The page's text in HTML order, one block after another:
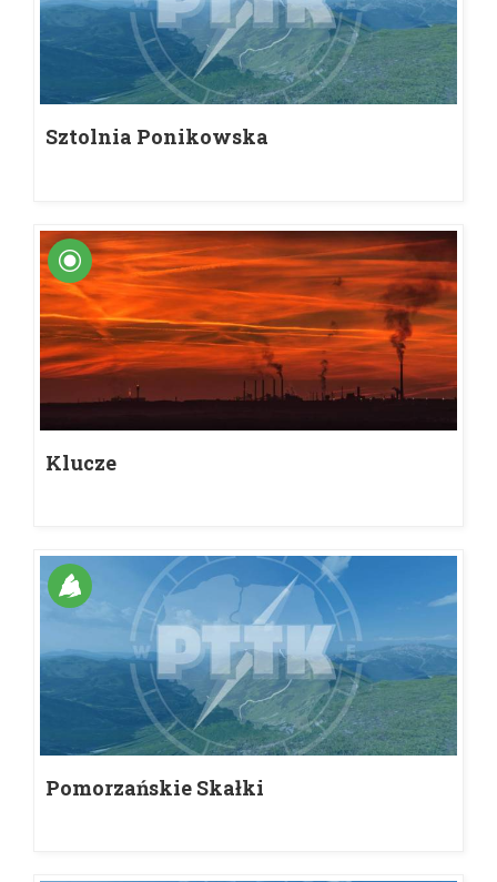
Sztolnia Ponikowska
Klucze
Pomorzańskie Skałki